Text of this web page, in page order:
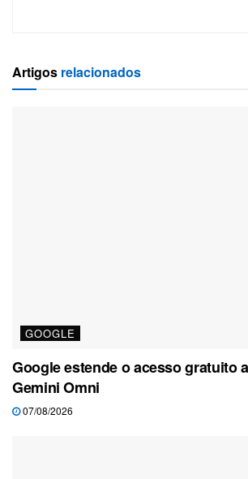
Artigos relacionados
GOOGLE
Google estende o acesso gratuito
Gemini Omni
07/08/2026